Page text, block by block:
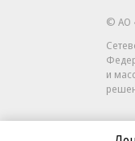
© АО
и